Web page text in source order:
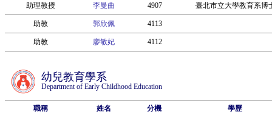
助理教授 李曼曲 4907 臺北市立大學教育系博
助教 郭欣佩 4113
助教 廖敏妃 4112
幼兒教育學系
Department of Early Childhood Education
職稱 姓名 分機 學歷